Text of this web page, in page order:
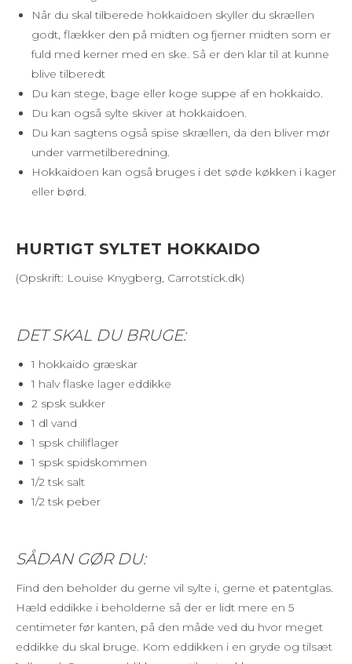
Når du skal tilberede hokkaidoen skyller du skrællen
godt, flækker den på midten og fjerner midten som er
fuld med kerner med en ske. Så er den klar til at kunne
blive tilberedt
Du kan stege, bage eller koge suppe af en hokkaido.
Du kan også sylte skiver at hokkaidoen.
Du kan sagtens også spise skrællen, da den bliver mør
under varmetilberedning.
Hokkaidoen kan også bruges i det søde køkken i kager
eller børd.
HURTIGT SYLTET HOKKAIDO
(Opskrift: Louise Knygberg, Carrotstick.dk)
DET SKAL DU BRUGE:
1 hokkaido græskar
1 halv flaske lager eddikke
2 spsk sukker
1 dl vand
1 spsk chiliflager
1 spsk spidskommen
1/2 tsk salt
1/2 tsk peber
SÅDAN GØR DU:
Find den beholder du gerne vil sylte i, gerne et patentglas.
Hæld eddikke i beholderne så der er lidt mere en 5
centimeter før kanten, på den måde ved du hvor meget
eddikke du skal bruge. Kom eddikken i en gryde og tilsæt